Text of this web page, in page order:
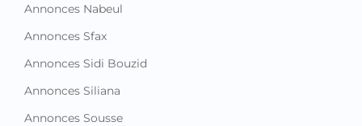
Annonces Nabeul
Annonces Sfax
Annonces Sidi Bouzid
Annonces Siliana
Annonces Sousse